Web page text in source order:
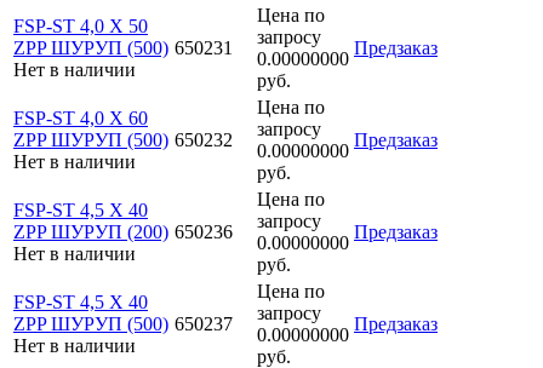
FSP-ST 4,0 X 50
ZPP ШУРУП (500)
Нет в наличии
650231
Цена по
запросу
0.00000000
руб.
Предзаказ
FSP-ST 4,0 X 60
ZPP ШУРУП (500)
Нет в наличии
650232
Цена по
запросу
0.00000000
руб.
Предзаказ
FSP-ST 4,5 X 40
ZPP ШУРУП (200)
Нет в наличии
650236
Цена по
запросу
0.00000000
руб.
Предзаказ
FSP-ST 4,5 X 40
ZPP ШУРУП (500)
Нет в наличии
650237
Цена по
запросу
0.00000000
руб.
Предзаказ